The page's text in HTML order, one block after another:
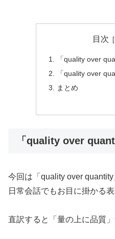
目次
「quality over
「quality over
まとめ
「quality over
今回は「quality over
日常会話でもお目に掛かる表
直訳すると「量の上に品質」